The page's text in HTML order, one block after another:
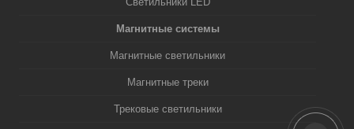
Магнитные системы
Магнитные светильники
Магнитные треки
Трековые светильники